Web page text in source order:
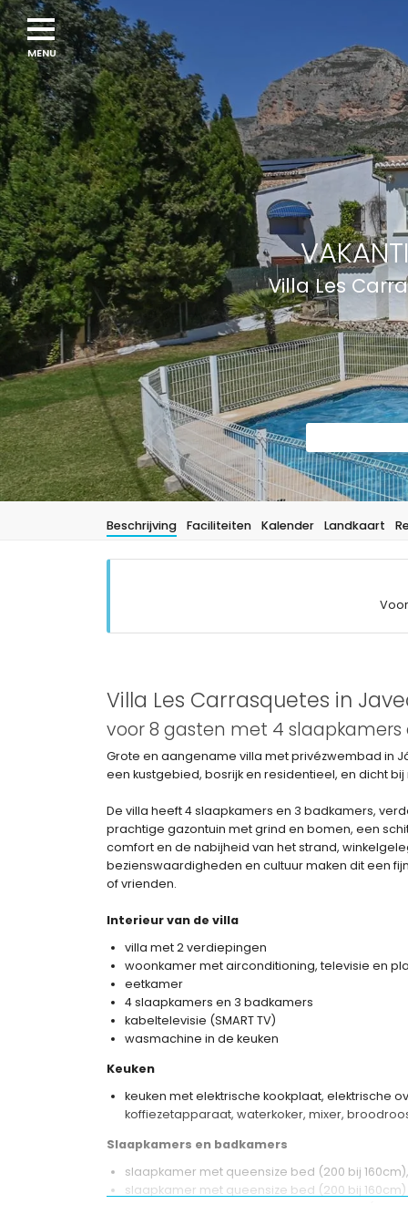
Villa Les
Beschrijving Faciliteiten Kalender Landkaart
Villa Les Carrasquetes in
voor 8 gasten met 4 slaapkamers
Grote en aangename villa met privézwembad in
een kustgebied, bosrijk en residentieel, en dicht
De villa heeft 4 slaapkamers en 3 badkamers,
prachtige gazontuin met grind en bomen, een
comfort en de nabijheid van het strand,
bezienswaardigheden en cultuur maken dit een
of vrienden.
Interieur van de villa
villa met 2 verdiepingen
woonkamer met airconditioning, televisie en
eetkamer
4 slaapkamers en 3 badkamers
kabeltelevisie (SMART TV)
wasmachine in de keuken
Keuken
keuken met elektrische kookplaat, elektrische
koffiezetapparaat, waterkoker, mixer,
Slaapkamers en badkamers
slaapkamer met queensize bed (200 bij
slaapkamer met queensize bed (200 bij